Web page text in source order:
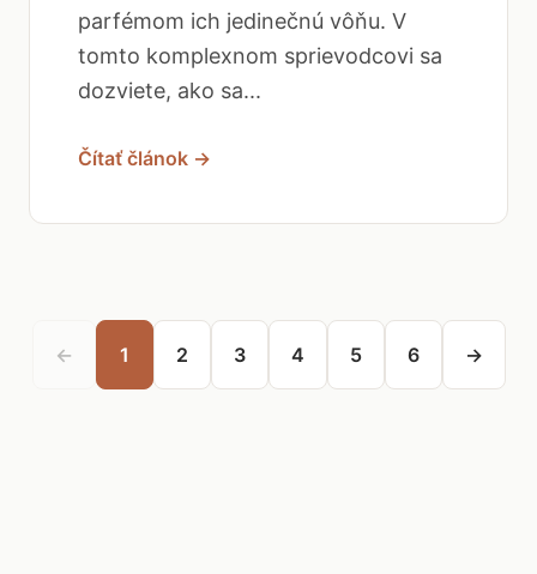
parfémom ich jedinečnú vôňu. V
tomto komplexnom sprievodcovi sa
dozviete, ako sa...
Čítať článok →
← 1 2 3 4 5 6 →